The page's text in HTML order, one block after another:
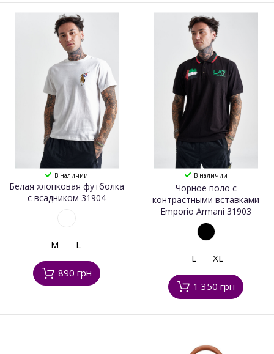
В наличии
Белая хлопковая футболка
с всадником 31904
M L
890 грн
В наличии
Чорное поло с
контрастными вставками
Emporio Armani 31903
L XL
1 350 грн